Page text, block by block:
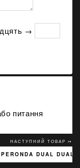
→
питання
НАСТУПНИЙ ТОВАР ↣
DUAL DUAL